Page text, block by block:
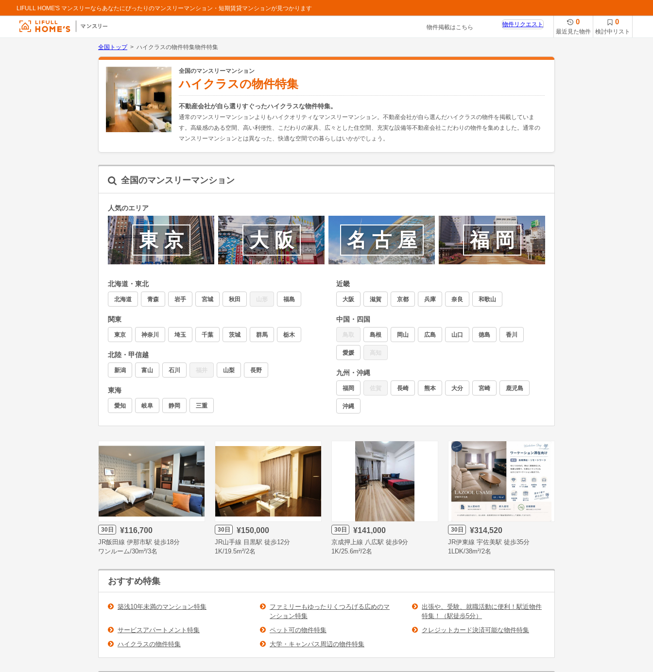
LIFULL HOME'S マンスリーならあなたにぴったりのマンスリーマンション・短期賃貸マンションが見つかります
物件掲載はこちら 物件リクエスト 0
最近見た物件
0
検討中リスト
全国トップ ハイクラスの物件特集物件特集
全国のマンスリーマンション
ハイクラスの物件特集
不動産会社が自ら選りすぐったハイクラスな物件特集。
通常のマンスリーマンションよりもハイクオリティなマンスリーマンション。不動産会社が自ら選んだハイクラスの物件を掲載していま
す。高級感のある空間、高い利便性、こだわりの家具、広々とした住空間、充実な設備等不動産会社こだわりの物件を集めました。通常の
マンスリーマンションとは異なった、快適な空間での暮らしはいかがでしょう。
全国のマンスリーマンション
人気のエリア
東京 大阪 名古屋 福岡
北海道・東北
北海道 青森 岩手 宮城 秋田 山形 福島
関東
東京 神奈川 埼玉 千葉 茨城 群馬 栃木
北陸・甲信越
新潟 富山 石川 福井 山梨 長野
東海
愛知 岐阜 静岡 三重
近畿
大阪 滋賀 京都 兵庫 奈良 和歌山
中国・四国
鳥取 島根 岡山 広島 山口 徳島 香川
愛媛 高知
九州・沖縄
福岡 佐賀 長崎 熊本 大分 宮崎 鹿児島
沖縄
30日 ¥116,700
JR飯田線 伊那市駅 徒歩18分
ワンルーム/30m²/3名
30日 ¥150,000
JR山手線 目黒駅 徒歩12分
1K/19.5m²/2名
30日 ¥141,000
京成押上線 八広駅 徒歩9分
1K/25.6m²/2名
30日 ¥314,520
JR伊東線 宇佐美駅 徒歩35分
1LDK/38m²/2名
おすすめ特集
築浅10年未満のマンション特集
ファミリーもゆったりくつろげる広めのマ
ンション特集
出張や、受験、就職活動に便利！駅近物件
特集！（駅徒歩5分）
サービスアパートメント特集
ペット可の物件特集
クレジットカード決済可能な物件特集
ハイクラスの物件特集
大学・キャンパス周辺の物件特集